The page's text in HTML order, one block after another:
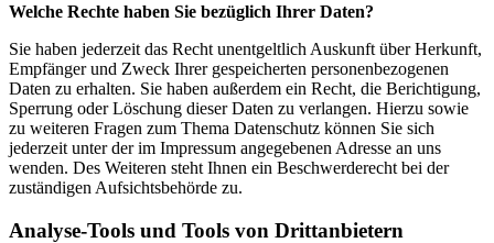
Welche Rechte haben Sie bezüglich Ihrer Daten?
Sie haben jederzeit das Recht unentgeltlich Auskunft über Herkunft,
Empfänger und Zweck Ihrer gespeicherten personenbezogenen
Daten zu erhalten. Sie haben außerdem ein Recht, die Berichtigung,
Sperrung oder Löschung dieser Daten zu verlangen. Hierzu sowie
zu weiteren Fragen zum Thema Datenschutz können Sie sich
jederzeit unter der im Impressum angegebenen Adresse an uns
wenden. Des Weiteren steht Ihnen ein Beschwerderecht bei der
zuständigen Aufsichtsbehörde zu.
Analyse-Tools und Tools von Drittanbietern